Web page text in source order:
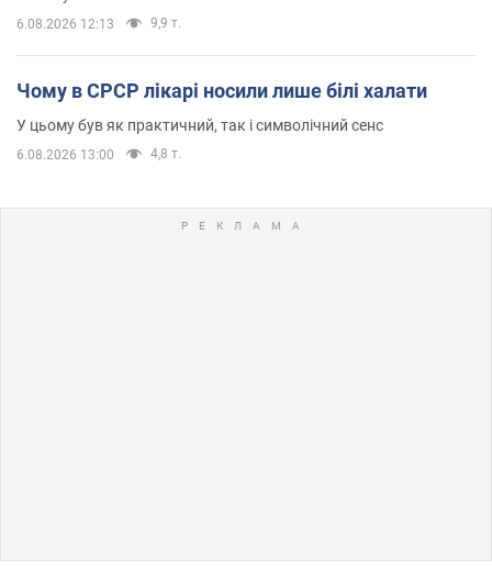
6.08.2026 12:13 9,9 т.
Чому в СРСР лікарі носили лише білі халати
У цьому був як практичний, так і символічний сенс
6.08.2026 13:00 4,8 т.